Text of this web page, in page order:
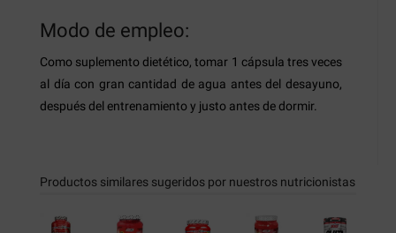
Modo de empleo:
Como suplemento dietético,tomar 1 cápsula tres veces
al día con gran cantidad de agua antes del desayuno,
después del entrenamiento y justo antes de dormir.
Productos similares sugeridos por nuestros nutricionistas